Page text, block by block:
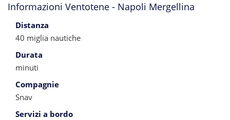
Informazioni Ventotene - Napoli Mergellina
Distanza
40 miglia nautiche
Durata
minuti
Compagnie
Snav
Servizi a bordo